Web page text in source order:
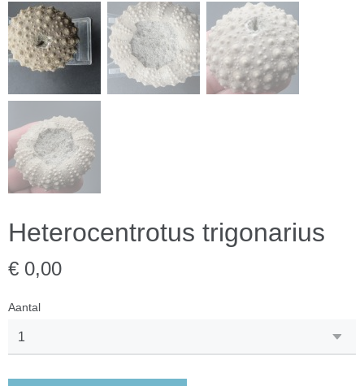
Heterocentrotus trigonarius
€ 0,00
Aantal